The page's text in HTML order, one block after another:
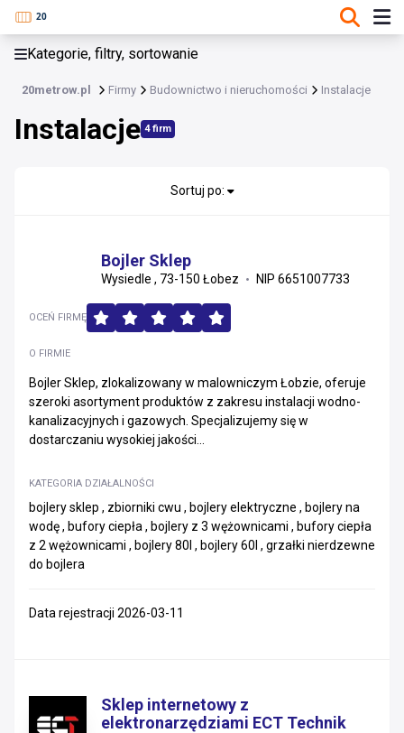
Kategorie, filtry, sortowanie
20metrow.pl Firmy Budownictwo i nieruchomości Instalacje
Instalacje 4 firm
Budownictwo i nieruchomości
Materiały konstrukcyjne i instalacyjne
Usługi wykonawcze i remonty
Nieruchomości i zarządzanie
Materiały wykończeniowe i sanitarne
Instalacje
Sortuj po:
Bojler Sklep
Wysiedle , 73-150 Łobez NIP 6651007733
O FIRMIE
Bojler Sklep, zlokalizowany w malowniczym Łobzie, oferuje
szeroki asortyment produktów z zakresu instalacji wodno-
kanalizacyjnych i gazowych. Specjalizujemy się w
dostarczaniu wysokiej jakości...
KATEGORIA DZIAŁALNOŚCI
bojlery sklep , zbiorniki cwu , bojlery elektryczne , bojlery na
wodę , bufory ciepła , bojlery z 3 wężownicami , bufory ciepła
z 2 wężownicami , bojlery 80l , bojlery 60l , grzałki nierdzewne
do bojlera
OCEŃ FIRMĘ
Data rejestracji 2026-03-11
Sklep internetowy z
elektronarzędziami ECT Technik